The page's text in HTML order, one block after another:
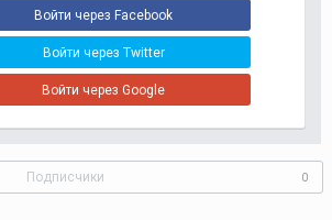
Войти через Facebook
Войти через Twitter
Войти через Google
Подписчики 0